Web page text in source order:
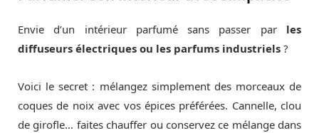
Envie d’un intérieur parfumé sans passer par les
diffuseurs électriques ou les parfums industriels ?
Voici le secret : mélangez simplement des morceaux de
coques de noix avec vos épices préférées. Cannelle, clou
de girofle… faites chauffer ou conservez ce mélange dans